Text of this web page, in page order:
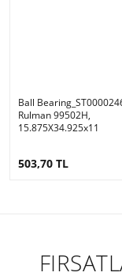
Ball
Rulman 99502H,
15.875X34.925x11
503,70 TL